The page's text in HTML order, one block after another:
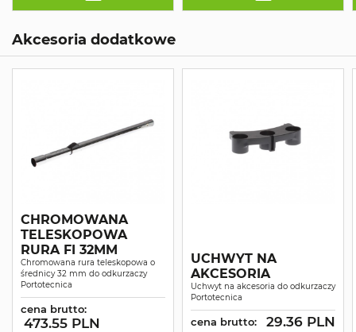
Akcesoria dodatkowe
CHROMOWANA
TELESKOPOWA
RURA FI 32MM
Chromowana rura teleskopowa o
średnicy 32 mm do odkurzaczy
Portotecnica
cena brutto:
473.55 PLN
UCHWYT NA
AKCESORIA
Uchwyt na akcesoria do odkurzaczy
Portotecnica
cena brutto: 29.36 PLN